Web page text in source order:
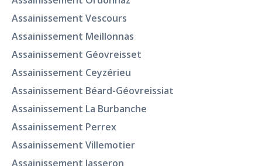
Assainissement Vescours
Assainissement Meillonnas
Assainissement Géovreisset
Assainissement Ceyzérieu
Assainissement Béard-Géovreissiat
Assainissement La Burbanche
Assainissement Perrex
Assainissement Villemotier
Assainissement Jasseron